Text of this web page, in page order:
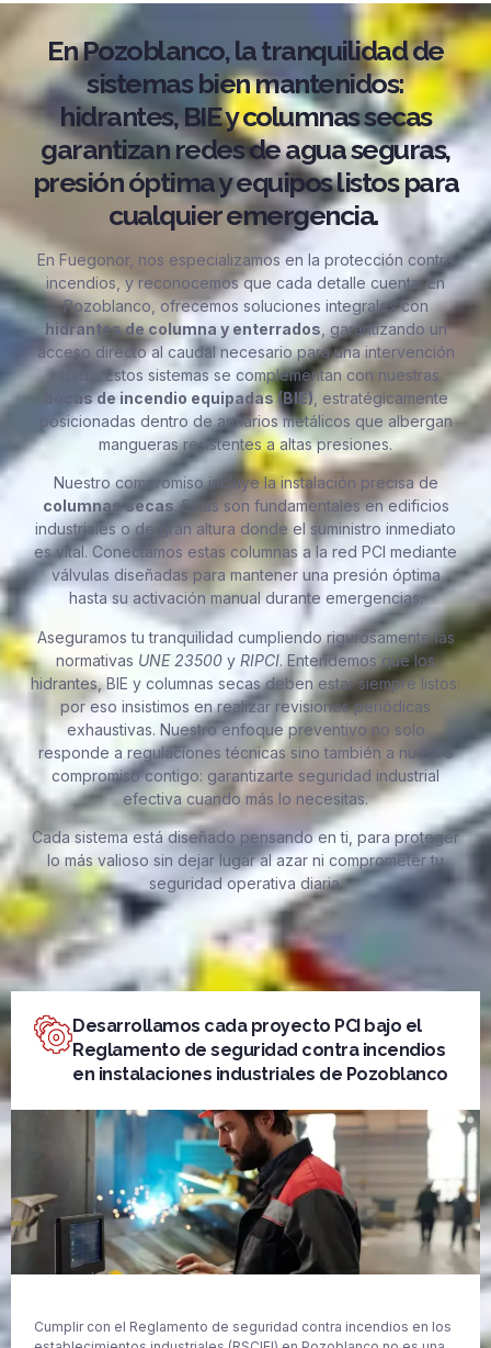
En Pozoblanco, la tranquilidad de
sistemas bien mantenidos:
hidrantes, BIE y columnas secas
garantizan redes de agua seguras,
presión óptima y equipos listos para
cualquier emergencia.
En Fuegonor, nos especializamos en la protección contra
incendios, y reconocemos que cada detalle cuenta. En
Pozoblanco, ofrecemos soluciones integrales con
hidrantes de columna y enterrados, garantizando un
acceso directo al caudal necesario para una intervención
rápida. Estos sistemas se complementan con nuestras
bocas de incendio equipadas (BIE) , estratégicamente
posicionadas dentro de armarios metálicos que albergan
mangueras resistentes a altas presiones.
Nuestro compromiso incluye la instalación precisa de
columnas secas. Estas son fundamentales en edificios
industriales o de gran altura donde el suministro inmediato
es vital. Conectamos estas columnas a la red PCI mediante
válvulas diseñadas para mantener una presión óptima
hasta su activación manual durante emergencias.
Aseguramos tu tranquilidad cumpliendo rigurosamente las
normativas UNE 23500 y RIPCI. Entendemos que los
hidrantes, BIE y columnas secas deben estar siempre listos:
por eso insistimos en realizar revisiones periódicas
exhaustivas. Nuestro enfoque preventivo no solo
responde a regulaciones técnicas sino también a nuestro
compromiso contigo: garantizarte seguridad industrial
efectiva cuando más lo necesitas.
Cada sistema está diseñado pensando en ti, para proteger
lo más valioso sin dejar lugar al azar ni comprometer tu
seguridad operativa diaria.
Desarrollamos cada proyecto PCI bajo el
Reglamento de seguridad contra incendios
en instalaciones industriales de Pozoblanco
Cumplir con el Reglamento de seguridad contra incendios en los